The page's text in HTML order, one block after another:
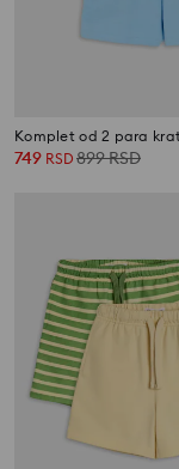
749 RSD 899RSD